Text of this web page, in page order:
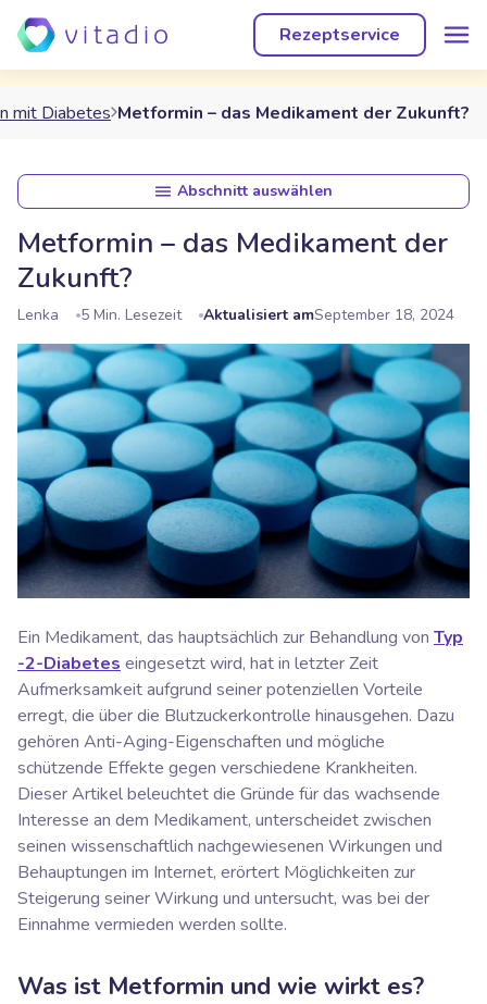
Rezeptservice
mit Diabetes Metformin – das Medikament der Zukunft?
Abschnitt auswählen
Metformin – das Medikament der
Zukunft?
Lenka 5 Min. Lesezeit Aktualisiert amSeptember 18, 2024
Ein Medikament, das hauptsächlich zur Behandlung von Typ
-2-Diabetes eingesetzt wird, hat in letzter Zeit
Aufmerksamkeit aufgrund seiner potenziellen Vorteile
erregt, die über die Blutzuckerkontrolle hinausgehen. Dazu
gehören Anti-Aging-Eigenschaften und mögliche
schützende Effekte gegen verschiedene Krankheiten.
Dieser Artikel beleuchtet die Gründe für das wachsende
Interesse an dem Medikament, unterscheidet zwischen
seinen wissenschaftlich nachgewiesenen Wirkungen und
Behauptungen im Internet, erörtert Möglichkeiten zur
Steigerung seiner Wirkung und untersucht, was bei der
Einnahme vermieden werden sollte.
Was ist Metformin und wie wirkt es?